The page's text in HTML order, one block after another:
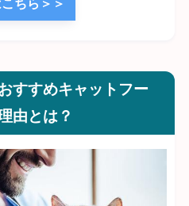
ちら＞＞
すすめキャットフー
由とは？